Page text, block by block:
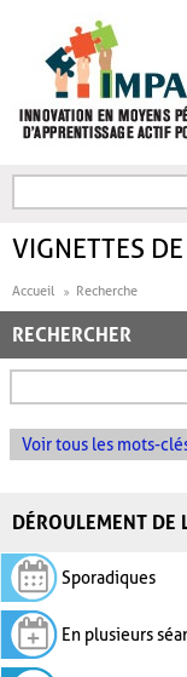
FORMULAIRE DE
VIGNETTES
Accueil Recherche
RECHERCHER
Voir tous les mots-
DÉROULEMENT DE
Sporadiques
En plusieurs